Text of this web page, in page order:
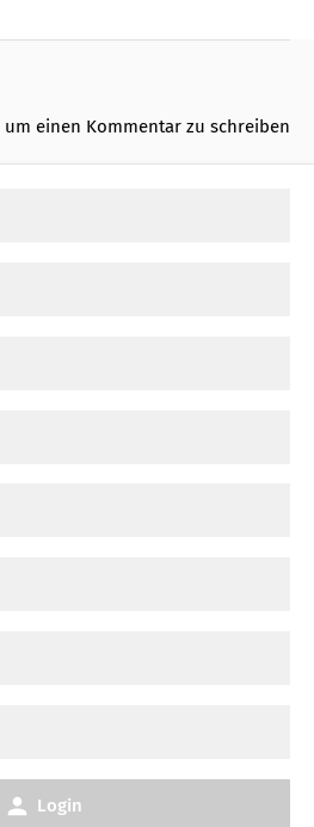
um einen Kommentar zu schreiben
Login